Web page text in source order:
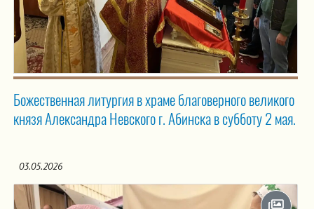
Божественная литургия в храме благоверного великого
князя Александра Невского г. Абинска в субботу 2 мая.
03.05.2026